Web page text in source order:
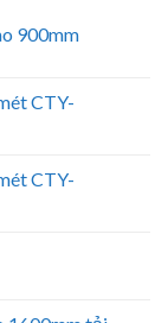
900mm
CTY-
CTY-